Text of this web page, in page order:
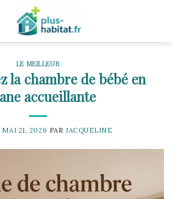
LE MEILLEUR
la chambre de bébé en
accueillante
MAI 21, 2026 PAR JACQUELINE